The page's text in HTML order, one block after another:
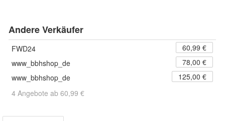
Andere Verkäufer
FWD24
60,99 €
www_bbhshop_de
78,00 €
www_bbhshop_de
125,00 €
4 Angebote ab 60,99 €